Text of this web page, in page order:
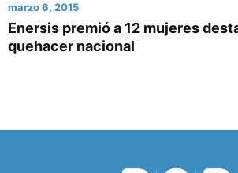
marzo 6, 2015
Enersis premió a 12 mujeres
quehacer nacional